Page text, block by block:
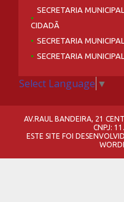
SECRETARIA
CIDADÃ
SECRETARIA
SECRETARIA
Select Language ▼
AV.RAUL BANDEIRA, 21
CNPJ:
ESTE SITE FOI